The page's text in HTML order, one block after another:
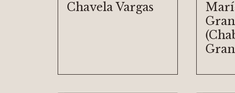
Chavela Vargas